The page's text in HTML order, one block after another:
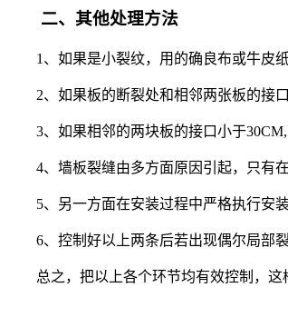
二、其他处理方法
1、如果是小裂纹，用的确良布或牛皮
2、如果板的断裂处和相邻两张板的接
3、如果相邻的两块板的接口小于
4、墙板裂缝由多方面原因引起，只有
5、另一方面在安装过程中严格执行安
6、控制好以上两条后若出现偶尔局部
总之，把以上各个环节均有效控制，